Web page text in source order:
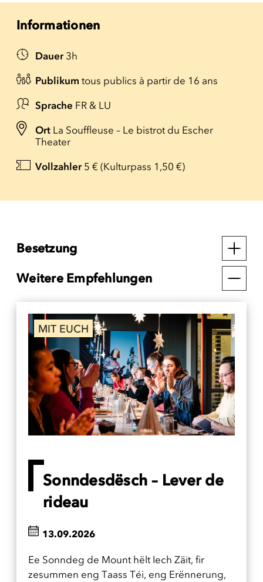
Informationen
Dauer 3h
Publikum tous publics à partir de 16 ans
Sprache FR & LU
Ort La Souffleuse – Le bistrot du Escher
Theater
Vollzahler 5 € (Kulturpass 1,50 €)
Besetzung
Weitere Empfehlungen
MIT EUCH
Sonndesdësch – Lever de
rideau
Ee Sonndeg de Mount hëlt Iech Zäit, fir
zesummen eng Taass Téi, eng Erënnerung,
13.09.2026